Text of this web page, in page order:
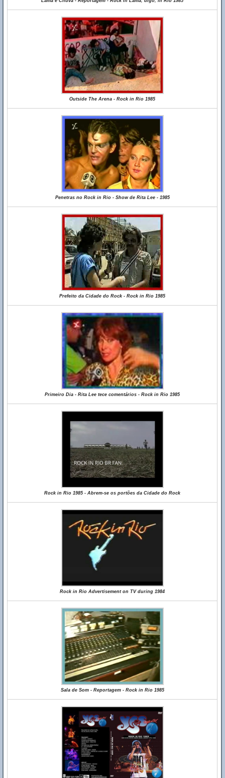
Outside The Arena - Rock in Rio 1985
Penetras no Rock in Rio - Show de Rita Lee - 1985
Prefeito da Cidade do Rock - Rock in Rio 1985
Primeiro Dia - Rita Lee tece comentários - Rock in Rio 1985
Rock in Rio 1985 - Abrem-se os portões da Cidade do Rock
Rock in Rio Advertisement on TV during 1984
Sala de Som - Reportagem - Rock in Rio 1985